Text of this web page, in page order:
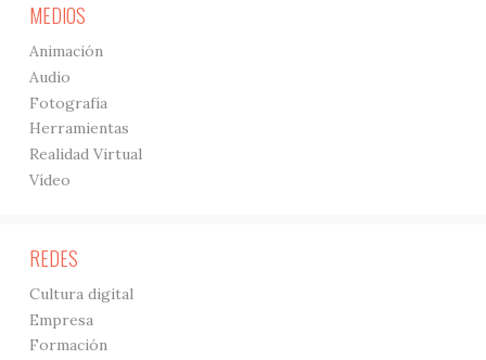
MEDIOS
Animación
Audio
Fotografía
Herramientas
Realidad Virtual
Vídeo
REDES
Cultura digital
Empresa
Formación